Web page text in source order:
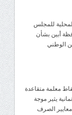
للمجلس
أبين بشأن
الوطني
معلمة متقاعدة
يثير موجة
الصرف